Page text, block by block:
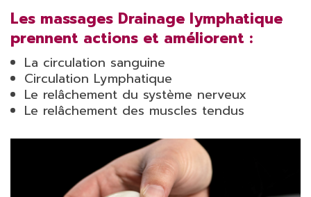
Les massages Drainage lymphatique
prennent actions et améliorent :
La circulation sanguine
Circulation Lymphatique
Le relâchement du système nerveux
Le relâchement des muscles tendus